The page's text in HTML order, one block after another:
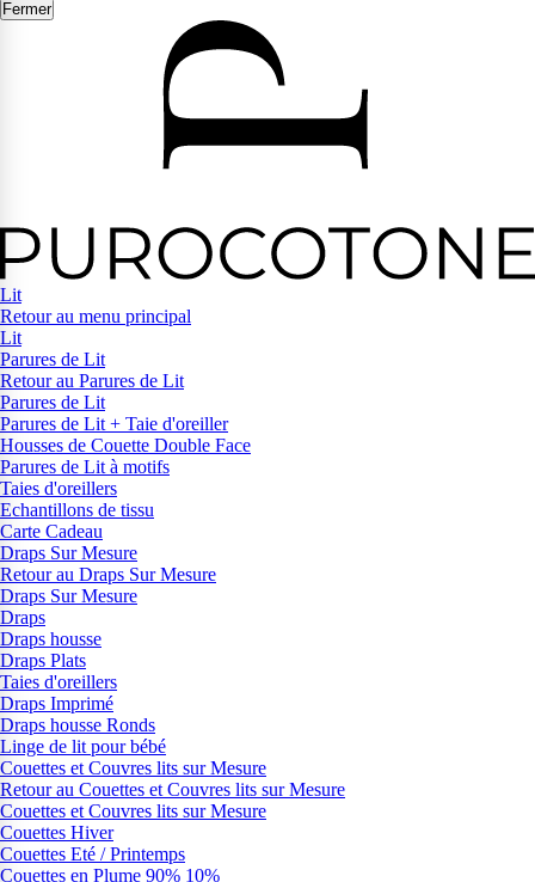
Fermer
Lit
Retour au menu principal
Lit
Parures de Lit
Retour au Parures de Lit
Parures de Lit
Parures de Lit + Taie d'oreiller
Housses de Couette Double Face
Parures de Lit à motifs
Taies d'oreillers
Echantillons de tissu
Carte Cadeau
Draps Sur Mesure
Retour au Draps Sur Mesure
Draps Sur Mesure
Draps
Draps housse
Draps Plats
Taies d'oreillers
Draps Imprimé
Draps housse Ronds
Linge de lit pour bébé
Couettes et Couvres lits sur Mesure
Retour au Couettes et Couvres lits sur Mesure
Couettes et Couvres lits sur Mesure
Couettes Hiver
Couettes Eté / Printemps
Couettes en Plume 90% 10%